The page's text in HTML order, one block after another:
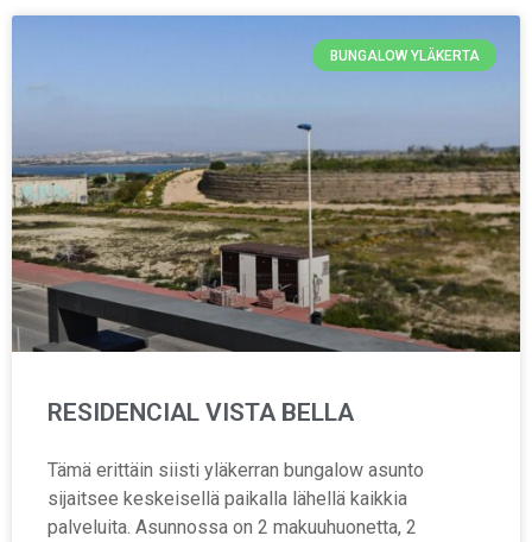
BUNGALOW YLÄKERTA
RESIDENCIAL VISTA BELLA
Tämä erittäin siisti yläkerran bungalow asunto
sijaitsee keskeisellä paikalla lähellä kaikkia
palveluita. Asunnossa on 2 makuuhuonetta, 2